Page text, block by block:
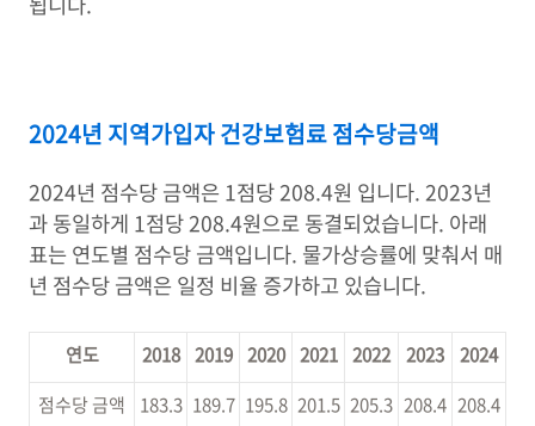
2024년 지역가입자 건강보험료 점수당금액
2024년 점수당 금액은 1점당 208.4원 입니다. 2023년
과 동일하게 1점당 208.4원으로 동결되었습니다. 아래
표는 연도별 점수당 금액입니다. 물가상승률에 맞춰서 매
년 점수당 금액은 일정 비율 증가하고 있습니다.
연도 2018 2019 2020 2021 2022 2023 2024
점수당 금액
183.3 189.7 195.8 201.5 205.3 208.4 208.4